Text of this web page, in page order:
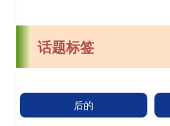
话题标签
后的